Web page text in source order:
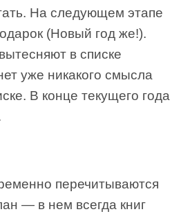
На следующем этапе
(Новый год же!).
в списке
уже никакого смысла
В конце текущего года
перечитываются
— в нем всегда книг